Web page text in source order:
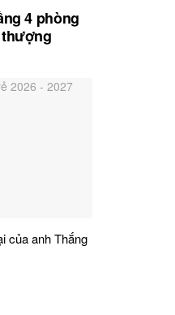
4 phòng
của anh Thắng